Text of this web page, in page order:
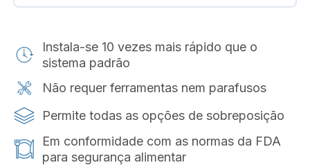
Instala-se 10 vezes mais rápido que o
sistema padrão
Não requer ferramentas nem parafusos
Permite todas as opções de sobreposição
Em conformidade com as normas da FDA
para segurança alimentar